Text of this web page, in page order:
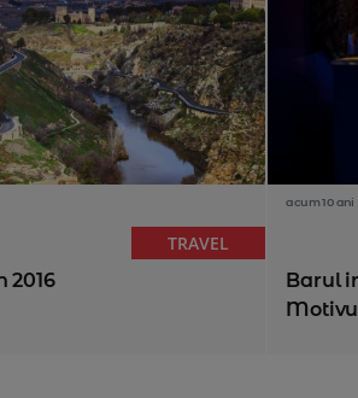
TRAVEL
2016
acum 10 ani
Barul